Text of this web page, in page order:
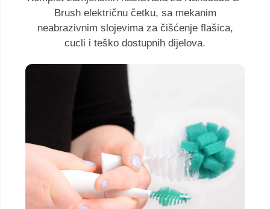
Brush električnu četku, sa mekanim
neabrazivnim slojevima za čišćenje flašica,
cucli i teško dostupnih dijelova.